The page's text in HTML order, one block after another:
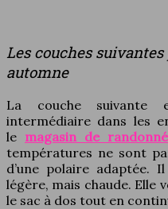
Les couches
automne
La couche suivante
intermédiaire dans les
le magasin de
températures ne sont
d’une polaire adaptée.
légère, mais chaude. Elle
le sac à dos tout en